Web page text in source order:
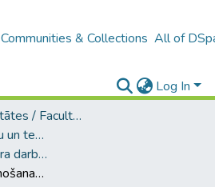
Communities & Collections All of
Log In
B4 – LU fakultātes / Faculties of the UL
A -- Eksakto zinātņu un tehnoloģiju fakultāte / Faculty of Science and Technology
Bakalaura un maģistra darbi (EZTF) / Bachelor's and Master's theses
Vietas attīstība: plānošanas lēmumu pieņemšanas process jaunā attīstības teritorijā “Ezerparks”